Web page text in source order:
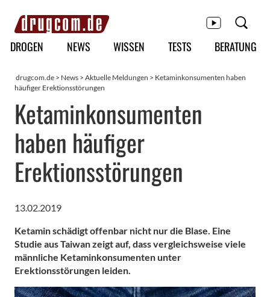
Hauptmenü
DROGEN NEWS WISSEN TESTS BERATUNG
drugcom.de > News > Aktuelle Meldungen > Ketaminkonsumenten haben
häufiger Erektionsstörungen
Ketaminkonsumenten
haben häufiger
Erektionsstörungen
13.02.2019
Ketamin schädigt offenbar nicht nur die Blase. Eine
Studie aus Taiwan zeigt auf, dass vergleichsweise viele
männliche Ketaminkonsumenten unter
Erektionsstörungen leiden.